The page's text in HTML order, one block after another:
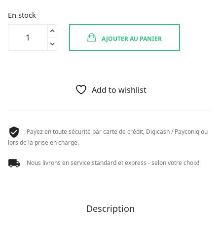
En stock
AJOUTER AU PANIER
Add to wishlist
Payez en toute sécurité par carte de crédit, Digicash / Payconiq ou
lors de la prise en charge.
Nous livrons en service standard et express - selon votre choix!
Description